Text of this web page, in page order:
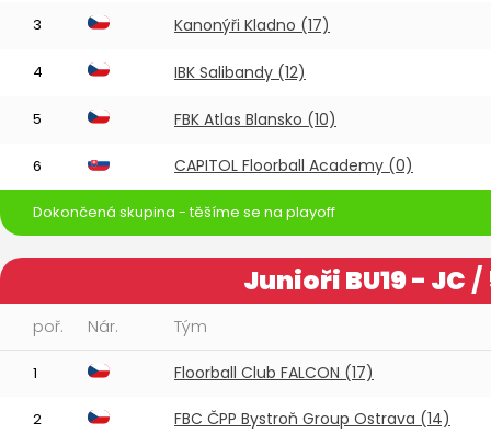
3 Kanonýři Kladno (17)
4 IBK Salibandy (12)
5 FBK Atlas Blansko (10)
6 CAPITOL Floorball Academy (0)
Dokončená skupina - těšíme se na playoff
Junioři BU19 - JC /
poř. Nár. Tým
1 Floorball Club FALCON (17)
2 FBC ČPP Bystroň Group Ostrava (14)